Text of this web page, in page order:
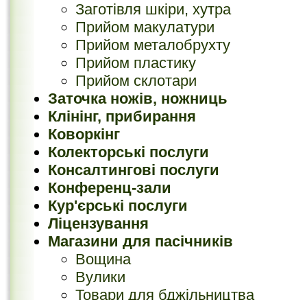
Заготівля шкіри, хутра
Прийом макулатури
Прийом металобрухту
Прийом пластику
Прийом склотари
Заточка ножів, ножниць
Клінінг, прибирання
Коворкінг
Колекторські послуги
Консалтингові послуги
Конференц-зали
Кур'єрські послуги
Ліцензування
Магазини для пасічників
Вощина
Вулики
Товари для бджільництва